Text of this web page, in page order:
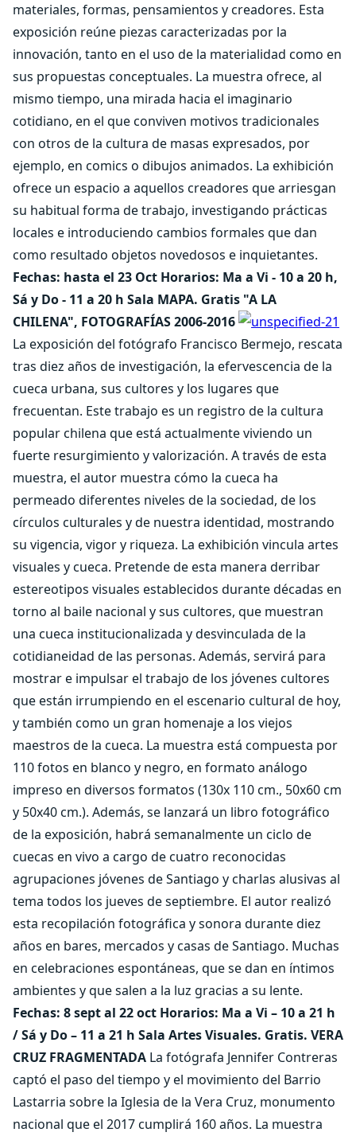
materiales, formas, pensamientos y creadores. Esta
exposición reúne piezas caracterizadas por la
innovación, tanto en el uso de la materialidad como en
sus propuestas conceptuales. La muestra ofrece, al
mismo tiempo, una mirada hacia el imaginario
cotidiano, en el que conviven motivos tradicionales
con otros de la cultura de masas expresados, por
ejemplo, en comics o dibujos animados. La exhibición
ofrece un espacio a aquellos creadores que arriesgan
su habitual forma de trabajo, investigando prácticas
locales e introduciendo cambios formales que dan
como resultado objetos novedosos e inquietantes.
Fechas: hasta el 23 Oct Horarios: Ma a Vi - 10 a 20 h,
Sá y Do - 11 a 20 h Sala MAPA. Gratis "A LA
CHILENA", FOTOGRAFÍAS 2006-2016
La exposición del fotógrafo Francisco Bermejo, rescata
tras diez años de investigación, la efervescencia de la
cueca urbana, sus cultores y los lugares que
frecuentan. Este trabajo es un registro de la cultura
popular chilena que está actualmente viviendo un
fuerte resurgimiento y valorización. A través de esta
muestra, el autor muestra cómo la cueca ha
permeado diferentes niveles de la sociedad, de los
círculos culturales y de nuestra identidad, mostrando
su vigencia, vigor y riqueza. La exhibición vincula artes
visuales y cueca. Pretende de esta manera derribar
estereotipos visuales establecidos durante décadas en
torno al baile nacional y sus cultores, que muestran
una cueca institucionalizada y desvinculada de la
cotidianeidad de las personas. Además, servirá para
mostrar e impulsar el trabajo de los jóvenes cultores
que están irrumpiendo en el escenario cultural de hoy,
y también como un gran homenaje a los viejos
maestros de la cueca. La muestra está compuesta por
110 fotos en blanco y negro, en formato análogo
impreso en diversos formatos (130x 110 cm., 50x60 cm
y 50x40 cm.). Además, se lanzará un libro fotográfico
de la exposición, habrá semanalmente un ciclo de
cuecas en vivo a cargo de cuatro reconocidas
agrupaciones jóvenes de Santiago y charlas alusivas al
tema todos los jueves de septiembre. El autor realizó
esta recopilación fotográfica y sonora durante diez
años en bares, mercados y casas de Santiago. Muchas
en celebraciones espontáneas, que se dan en íntimos
ambientes y que salen a la luz gracias a su lente.
Fechas: 8 sept al 22 oct Horarios: Ma a Vi – 10 a 21 h
/ Sá y Do – 11 a 21 h Sala Artes Visuales. Gratis. VERA
CRUZ FRAGMENTADA La fotógrafa Jennifer Contreras
captó el paso del tiempo y el movimiento del Barrio
Lastarria sobre la Iglesia de la Vera Cruz, monumento
nacional que el 2017 cumplirá 160 años. La muestra